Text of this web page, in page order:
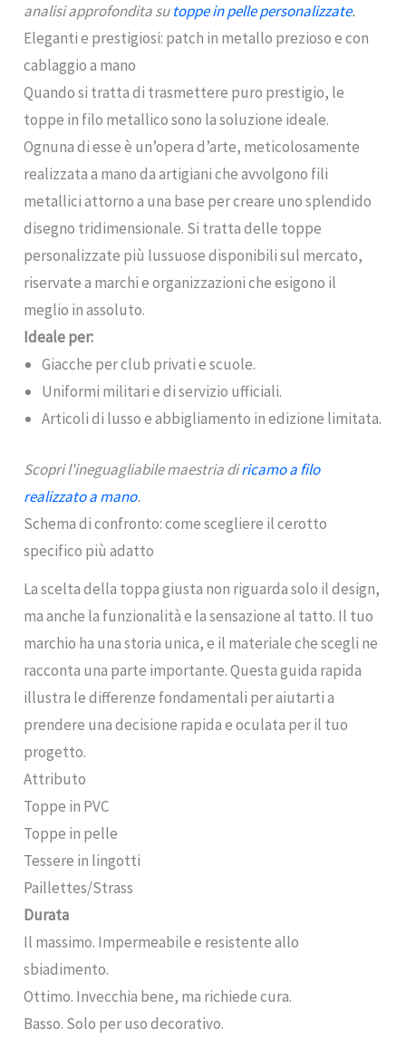
analisi approfondita sutoppe in pelle personalizzate.
Eleganti e prestigiosi: patch in metallo prezioso e con
cablaggio a mano
Quando si tratta di trasmettere puro prestigio, le
toppe in filo metallico sono la soluzione ideale.
Ognuna di esse è un’opera d’arte, meticolosamente
realizzata a mano da artigiani che avvolgono fili
metallici attorno a una base per creare uno splendido
disegno tridimensionale. Si tratta delle toppe
personalizzate più lussuose disponibili sul mercato,
riservate a marchi e organizzazioni che esigono il
meglio in assoluto.
Ideale per:
Giacche per club privati e scuole.
Uniformi militari e di servizio ufficiali.
Articoli di lusso e abbigliamento in edizione limitata.
Scopri l'ineguagliabile maestria diricamo a filo
realizzato a mano.
Schema di confronto: come scegliere il cerotto
specifico più adatto
La scelta della toppa giusta non riguarda solo il design,
ma anche la funzionalità e la sensazione al tatto. Il tuo
marchio ha una storia unica, e il materiale che scegli ne
racconta una parte importante. Questa guida rapida
illustra le differenze fondamentali per aiutarti a
prendere una decisione rapida e oculata per il tuo
progetto.
Attributo
Toppe in PVC
Toppe in pelle
Tessere in lingotti
Paillettes/Strass
Durata
Il massimo. Impermeabile e resistente allo
sbiadimento.
Ottimo. Invecchia bene, ma richiede cura.
Basso. Solo per uso decorativo.